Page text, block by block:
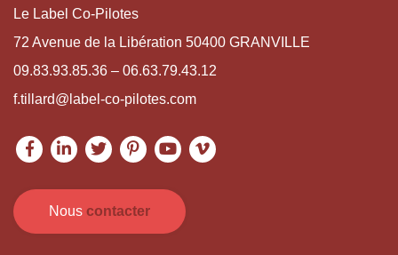
Le Label Co-Pilotes
72 Avenue de la Libération 50400 GRANVILLE
09.83.93.85.36 – 06.63.79.43.12
f.tillard@label-co-pilotes.com
Nous contacter